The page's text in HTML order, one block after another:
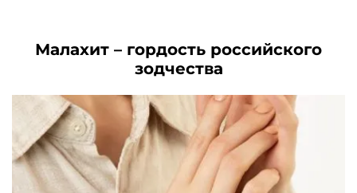
Малахит – гордость российского
зодчества